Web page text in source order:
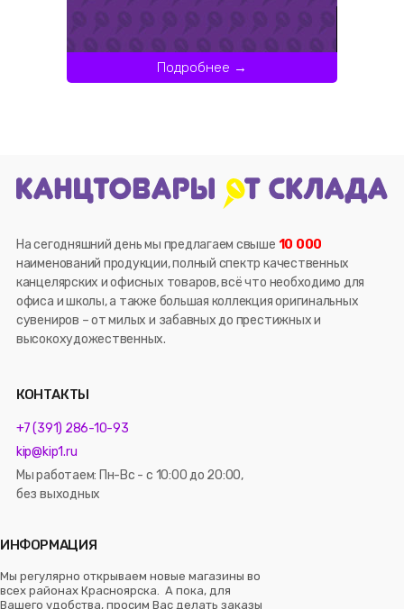
Подробнее →
На сегодняшний день мы предлагаем свыше 10 000
наименований продукции, полный спектр качественных
канцелярских и офисных товаров, всё что необходимо для
офиса и школы, а также большая коллекция оригинальных
сувениров – от милых и забавных до престижных и
высокохудожественных.
КОНТАКТЫ
+7 (391) 286-10-93
kip@kip1.ru
Мы работаем: Пн-Вс - с 10:00 до 20:00,
без выходных
ИНФОРМАЦИЯ
Мы регулярно открываем новые магазины во
всех районах Красноярска. А пока, для
Вашего удобства, просим Вас делать заказы